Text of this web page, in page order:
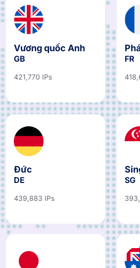
Vương quốc Anh
GB
421,770 IPs
FR
Đức
DE
439,883 IPs
SG